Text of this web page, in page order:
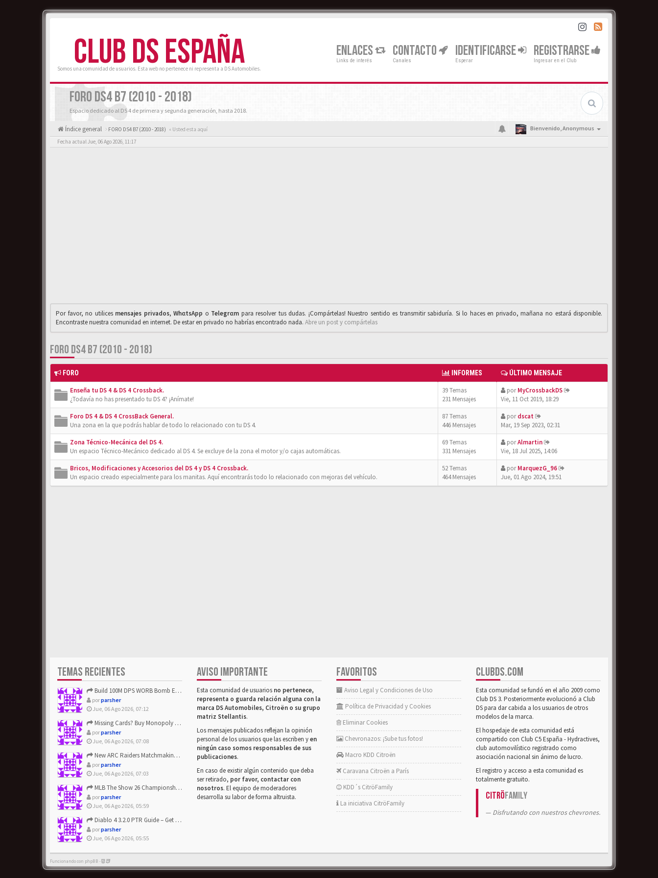
CLUB DS ESPAÑA
Somos una comunidad de usuarios. Esta web no pertenece ni representa a DS Automobiles.
ENLACES
Links de interés
CONTACTO
Canales
IDENTIFICARSE
Esperar
REGISTRARSE
Ingresar en el Club
FORO DS4 B7 (2010 - 2018)
Espacio dedicado al DS 4 de primera y segunda generación, hasta 2018.
Índice general FORO DS4 B7 (2010 - 2018) « Usted esta aquí Bienvenido,Anonymous
Fecha actual Jue, 06 Ago 2026, 11:17
Por favor, no utilices mensajes privados,WhαtsApp o Telegrαm para resolver tus dudas. ¡Compártelas! Nuestro sentido es transmitir sabiduría. Si lo haces en privado, mañana no estará disponible.
Encontraste nuestra comunidad en internet. De estar en privado no habrías encontrado nada. Abre un post y compártelas
FORO DS4 B7 (2010 - 2018)
FORO INFORMES ÚLTIMO MENSAJE
Enseña tu DS 4 & DS 4 Crossback.
¿Todavía no has presentado tu DS 4? ¡Anímate!
39 Temas
231 Mensajes
porMyCrossbackDS
Vie, 11 Oct 2019, 18:29
Foro DS 4 & DS 4 CrossBack General.
Una zona en la que podrás hablar de todo lo relacionado con tu DS 4.
87 Temas
446 Mensajes
pordscat
Mar, 19 Sep 2023, 02:31
Zona Técnico-Mecánica del DS 4.
Un espacio Técnico-Mecánico dedicado al DS 4. Se excluye de la zona el motor y/o cajas automáticas.
69 Temas
331 Mensajes
porAlmartin
Vie, 18 Jul 2025, 14:06
Bricos, Modificaciones y Accesorios del DS 4 y DS 4 Crossback.
Un espacio creado especialmente para los manitas. Aquí encontrarás todo lo relacionado con mejoras del vehículo.
52 Temas
464 Mensajes
porMarquezG_96
Jue, 01 Ago 2024, 19:51
TEMAS RECIENTES
Build 100M DPS WORB Bomb Elementalist Fast - Grab POE Curren...
porparsher
Jue, 06 Ago 2026, 07:12
Missing Cards? Buy Monopoly Go Happy Harvest with Looney Tun...
porparsher
Jue, 06 Ago 2026, 07:08
New ARC Raiders Matchmaking Update: Stop Failed - Grab Bluep...
porparsher
Jue, 06 Ago 2026, 07:03
MLB The Show 26 Championship Series Update! Get Cheap & ...
porparsher
Jue, 06 Ago 2026, 05:59
Diablo 4 3.2.0 PTR Guide – Get 8% Off Items Quickly to Test ...
porparsher
Jue, 06 Ago 2026, 05:55
AVISO IMPORTANTE
Esta comunidad de usuarios no pertenece,
representa o guarda relación alguna con la
marca DS Automobiles, Citroën o su grupo
matriz Stellantis.
Los mensajes publicados reflejan la opinión
personal de los usuarios que las escriben yen
ningún caso somos responsables de sus
publicaciones.
En caso de existir algún contenido que deba
ser retirado, por favor, contactar con
nosotros. El equipo de moderadores
desarrolla su labor de forma altruista.
FAVORITOS
Aviso Legal y Condiciones de Uso
Política de Privacidad y Cookies
Eliminar Cookies
Chevronazos: ¡Sube tus fotos!
Macro KDD Citroën
Caravana Citroën a París
KDD´s CitröFamily
La iniciativa CitröFamily
CLUBDS.COM
Esta comunidad se fundó en el año 2009 como
Club DS 3. Posteriormente evolucionó a Club
DS para dar cabida a los usuarios de otros
modelos de la marca.
El hospedaje de esta comunidad está
compartido con Club C5 España - Hydractives,
club automovilístico registrado como
asociación nacional sin ánimo de lucro.
El registro y acceso a esta comunidad es
totalmente gratuito.
CitröFamily
Disfrutando con nuestros chevrones.
Funcionando con phpBB -